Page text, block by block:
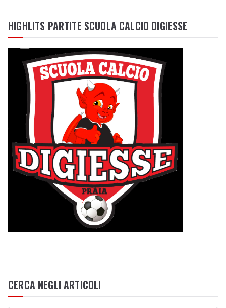
HIGHLITS PARTITE SCUOLA CALCIO DIGIESSE
CERCA NEGLI ARTICOLI